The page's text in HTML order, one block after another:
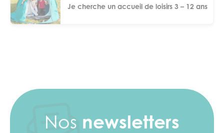
Je cherche un accueil de loisirs 3 – 12 ans
Nos newsletters